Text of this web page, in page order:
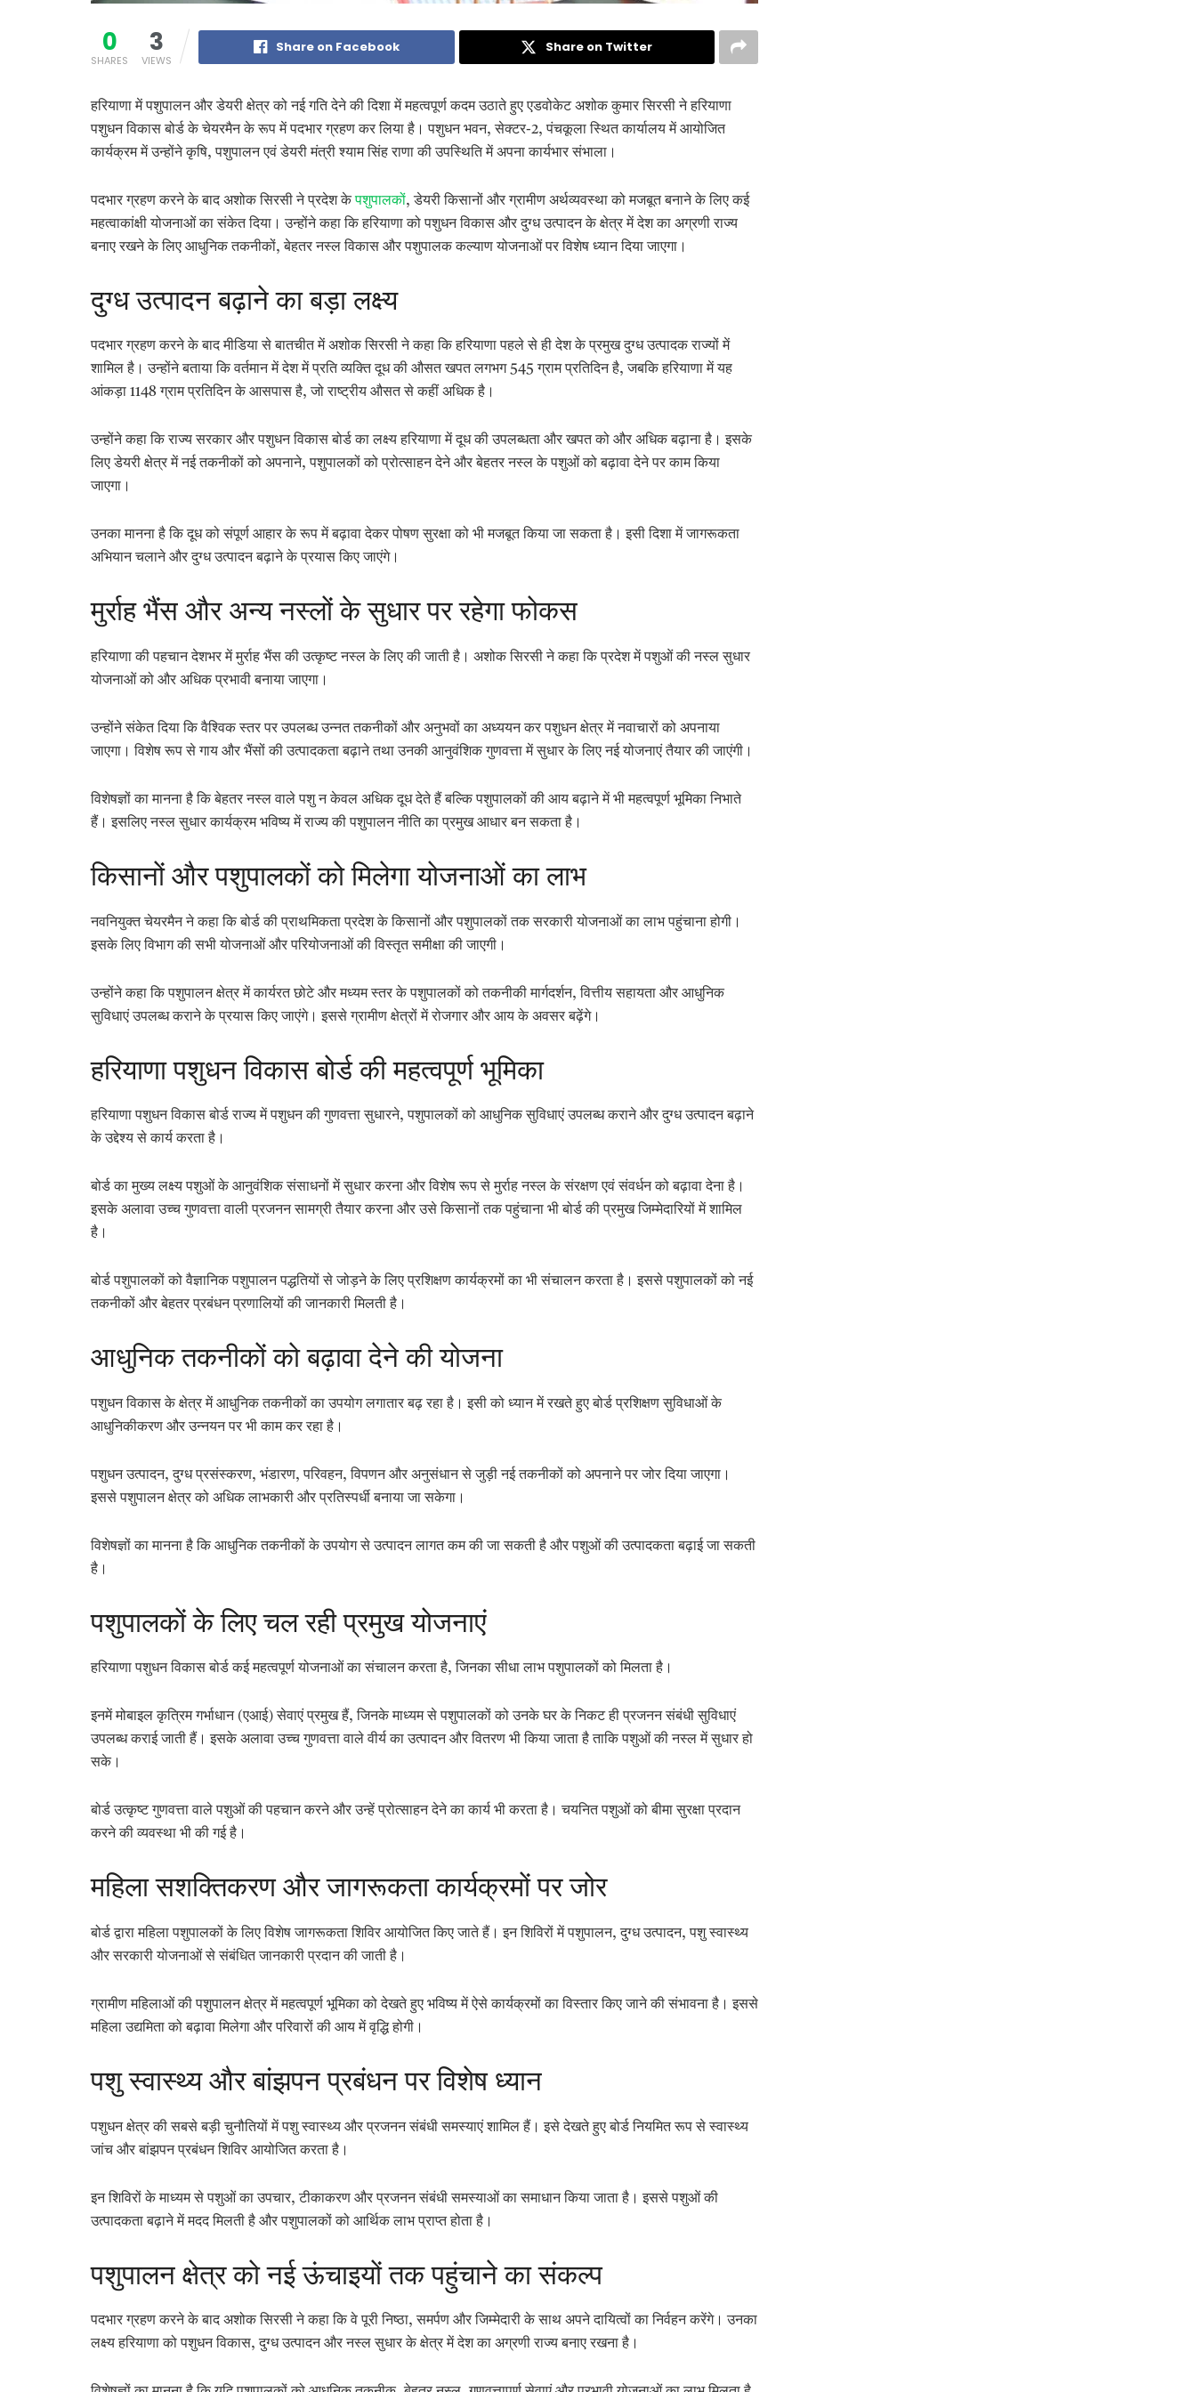
0
SHARES
3
VIEWS
Share on Facebook Share on Twitter
हरियाणा में पशुपालन और डेयरी क्षेत्र को नई गति देने की दिशा में महत्वपूर्ण कदम उठाते हुए एडवोकेट अशोक कुमार सिरसी ने हरियाणा
पशुधन विकास बोर्ड के चेयरमैन के रूप में पदभार ग्रहण कर लिया है। पशुधन भवन, सेक्टर-2, पंचकूला स्थित कार्यालय में आयोजित
कार्यक्रम में उन्होंने कृषि, पशुपालन एवं डेयरी मंत्री श्याम सिंह राणा की उपस्थिति में अपना कार्यभार संभाला।
पदभार ग्रहण करने के बाद अशोक सिरसी ने प्रदेश केपशुपालकों, डेयरी किसानों और ग्रामीण अर्थव्यवस्था को मजबूत बनाने के लिए कई
महत्वाकांक्षी योजनाओं का संकेत दिया। उन्होंने कहा कि हरियाणा को पशुधन विकास और दुग्ध उत्पादन के क्षेत्र में देश का अग्रणी राज्य
बनाए रखने के लिए आधुनिक तकनीकों, बेहतर नस्ल विकास और पशुपालक कल्याण योजनाओं पर विशेष ध्यान दिया जाएगा।
दुग्ध उत्पादन बढ़ाने का बड़ा लक्ष्य
पदभार ग्रहण करने के बाद मीडिया से बातचीत में अशोक सिरसी ने कहा कि हरियाणा पहले से ही देश के प्रमुख दुग्ध उत्पादक राज्यों में
शामिल है। उन्होंने बताया कि वर्तमान में देश में प्रति व्यक्ति दूध की औसत खपत लगभग 545 ग्राम प्रतिदिन है, जबकि हरियाणा में यह
आंकड़ा 1148 ग्राम प्रतिदिन के आसपास है, जो राष्ट्रीय औसत से कहीं अधिक है।
उन्होंने कहा कि राज्य सरकार और पशुधन विकास बोर्ड का लक्ष्य हरियाणा में दूध की उपलब्धता और खपत को और अधिक बढ़ाना है। इसके
लिए डेयरी क्षेत्र में नई तकनीकों को अपनाने, पशुपालकों को प्रोत्साहन देने और बेहतर नस्ल के पशुओं को बढ़ावा देने पर काम किया
जाएगा।
उनका मानना है कि दूध को संपूर्ण आहार के रूप में बढ़ावा देकर पोषण सुरक्षा को भी मजबूत किया जा सकता है। इसी दिशा में जागरूकता
अभियान चलाने और दुग्ध उत्पादन बढ़ाने के प्रयास किए जाएंगे।
मुर्राह भैंस और अन्य नस्लों के सुधार पर रहेगा फोकस
हरियाणा की पहचान देशभर में मुर्राह भैंस की उत्कृष्ट नस्ल के लिए की जाती है। अशोक सिरसी ने कहा कि प्रदेश में पशुओं की नस्ल सुधार
योजनाओं को और अधिक प्रभावी बनाया जाएगा।
उन्होंने संकेत दिया कि वैश्विक स्तर पर उपलब्ध उन्नत तकनीकों और अनुभवों का अध्ययन कर पशुधन क्षेत्र में नवाचारों को अपनाया
जाएगा। विशेष रूप से गाय और भैंसों की उत्पादकता बढ़ाने तथा उनकी आनुवंशिक गुणवत्ता में सुधार के लिए नई योजनाएं तैयार की जाएंगी।
विशेषज्ञों का मानना है कि बेहतर नस्ल वाले पशु न केवल अधिक दूध देते हैं बल्कि पशुपालकों की आय बढ़ाने में भी महत्वपूर्ण भूमिका निभाते
हैं। इसलिए नस्ल सुधार कार्यक्रम भविष्य में राज्य की पशुपालन नीति का प्रमुख आधार बन सकता है।
किसानों और पशुपालकों को मिलेगा योजनाओं का लाभ
नवनियुक्त चेयरमैन ने कहा कि बोर्ड की प्राथमिकता प्रदेश के किसानों और पशुपालकों तक सरकारी योजनाओं का लाभ पहुंचाना होगी।
इसके लिए विभाग की सभी योजनाओं और परियोजनाओं की विस्तृत समीक्षा की जाएगी।
उन्होंने कहा कि पशुपालन क्षेत्र में कार्यरत छोटे और मध्यम स्तर के पशुपालकों को तकनीकी मार्गदर्शन, वित्तीय सहायता और आधुनिक
सुविधाएं उपलब्ध कराने के प्रयास किए जाएंगे। इससे ग्रामीण क्षेत्रों में रोजगार और आय के अवसर बढ़ेंगे।
हरियाणा पशुधन विकास बोर्ड की महत्वपूर्ण भूमिका
हरियाणा पशुधन विकास बोर्ड राज्य में पशुधन की गुणवत्ता सुधारने, पशुपालकों को आधुनिक सुविधाएं उपलब्ध कराने और दुग्ध उत्पादन बढ़ाने
के उद्देश्य से कार्य करता है।
बोर्ड का मुख्य लक्ष्य पशुओं के आनुवंशिक संसाधनों में सुधार करना और विशेष रूप से मुर्राह नस्ल के संरक्षण एवं संवर्धन को बढ़ावा देना है।
इसके अलावा उच्च गुणवत्ता वाली प्रजनन सामग्री तैयार करना और उसे किसानों तक पहुंचाना भी बोर्ड की प्रमुख जिम्मेदारियों में शामिल
है।
बोर्ड पशुपालकों को वैज्ञानिक पशुपालन पद्धतियों से जोड़ने के लिए प्रशिक्षण कार्यक्रमों का भी संचालन करता है। इससे पशुपालकों को नई
तकनीकों और बेहतर प्रबंधन प्रणालियों की जानकारी मिलती है।
आधुनिक तकनीकों को बढ़ावा देने की योजना
पशुधन विकास के क्षेत्र में आधुनिक तकनीकों का उपयोग लगातार बढ़ रहा है। इसी को ध्यान में रखते हुए बोर्ड प्रशिक्षण सुविधाओं के
आधुनिकीकरण और उन्नयन पर भी काम कर रहा है।
पशुधन उत्पादन, दुग्ध प्रसंस्करण, भंडारण, परिवहन, विपणन और अनुसंधान से जुड़ी नई तकनीकों को अपनाने पर जोर दिया जाएगा।
इससे पशुपालन क्षेत्र को अधिक लाभकारी और प्रतिस्पर्धी बनाया जा सकेगा।
विशेषज्ञों का मानना है कि आधुनिक तकनीकों के उपयोग से उत्पादन लागत कम की जा सकती है और पशुओं की उत्पादकता बढ़ाई जा सकती
है।
पशुपालकों के लिए चल रही प्रमुख योजनाएं
हरियाणा पशुधन विकास बोर्ड कई महत्वपूर्ण योजनाओं का संचालन करता है, जिनका सीधा लाभ पशुपालकों को मिलता है।
इनमें मोबाइल कृत्रिम गर्भाधान (एआई) सेवाएं प्रमुख हैं, जिनके माध्यम से पशुपालकों को उनके घर के निकट ही प्रजनन संबंधी सुविधाएं
उपलब्ध कराई जाती हैं। इसके अलावा उच्च गुणवत्ता वाले वीर्य का उत्पादन और वितरण भी किया जाता है ताकि पशुओं की नस्ल में सुधार हो
सके।
बोर्ड उत्कृष्ट गुणवत्ता वाले पशुओं की पहचान करने और उन्हें प्रोत्साहन देने का कार्य भी करता है। चयनित पशुओं को बीमा सुरक्षा प्रदान
करने की व्यवस्था भी की गई है।
महिला सशक्तिकरण और जागरूकता कार्यक्रमों पर जोर
बोर्ड द्वारा महिला पशुपालकों के लिए विशेष जागरूकता शिविर आयोजित किए जाते हैं। इन शिविरों में पशुपालन, दुग्ध उत्पादन, पशु स्वास्थ्य
और सरकारी योजनाओं से संबंधित जानकारी प्रदान की जाती है।
ग्रामीण महिलाओं की पशुपालन क्षेत्र में महत्वपूर्ण भूमिका को देखते हुए भविष्य में ऐसे कार्यक्रमों का विस्तार किए जाने की संभावना है। इससे
महिला उद्यमिता को बढ़ावा मिलेगा और परिवारों की आय में वृद्धि होगी।
पशु स्वास्थ्य और बांझपन प्रबंधन पर विशेष ध्यान
पशुधन क्षेत्र की सबसे बड़ी चुनौतियों में पशु स्वास्थ्य और प्रजनन संबंधी समस्याएं शामिल हैं। इसे देखते हुए बोर्ड नियमित रूप से स्वास्थ्य
जांच और बांझपन प्रबंधन शिविर आयोजित करता है।
इन शिविरों के माध्यम से पशुओं का उपचार, टीकाकरण और प्रजनन संबंधी समस्याओं का समाधान किया जाता है। इससे पशुओं की
उत्पादकता बढ़ाने में मदद मिलती है और पशुपालकों को आर्थिक लाभ प्राप्त होता है।
पशुपालन क्षेत्र को नई ऊंचाइयों तक पहुंचाने का संकल्प
पदभार ग्रहण करने के बाद अशोक सिरसी ने कहा कि वे पूरी निष्ठा, समर्पण और जिम्मेदारी के साथ अपने दायित्वों का निर्वहन करेंगे। उनका
लक्ष्य हरियाणा को पशुधन विकास, दुग्ध उत्पादन और नस्ल सुधार के क्षेत्र में देश का अग्रणी राज्य बनाए रखना है।